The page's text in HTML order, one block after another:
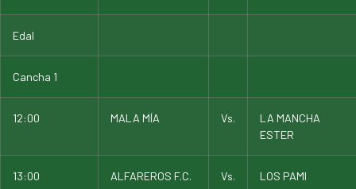
Edal
Cancha 1
12:00 MALA MÍA Vs.
LA MANCHA
ESTER
13:00 ALFAREROS F.C. Vs. LOS PAMI